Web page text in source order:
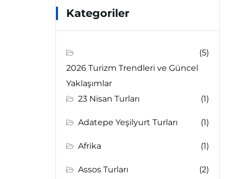
Kategoriler
2026 Turizm Trendleri ve Güncel
Yaklaşımlar
(5)
23 Nisan Turları (1)
Adatepe Yeşilyurt Turları (1)
Afrika (1)
Assos Turları (2)